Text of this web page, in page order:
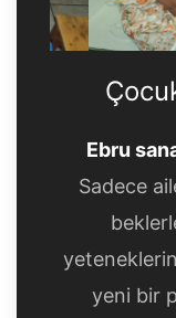
Ebru
Sadece
yeni bir